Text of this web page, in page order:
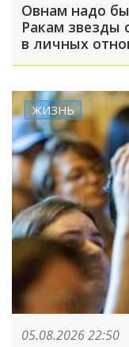
Овнам надо
Ракам звезды
в личных
ЖИЗНЬ
05.08.2026 22:50